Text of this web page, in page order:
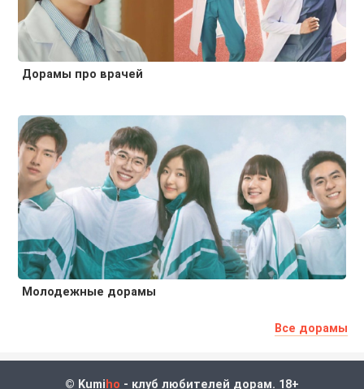
Дорамы про врачей
Молодежные дорамы
Все дорамы
© Kumi ho - клуб любителей дорам. 18+